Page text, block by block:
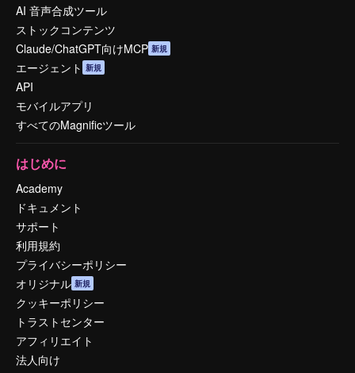
AI 音声合成ツール
ストックコンテンツ
Claude/ChatGPT向けMCP 新規
エージェント 新規
API
モバイルアプリ
すべてのMagnificツール
はじめに
Academy
ドキュメント
サポート
利用規約
プライバシーポリシー
オリジナル 新規
クッキーポリシー
トラストセンター
アフィリエイト
法人向け